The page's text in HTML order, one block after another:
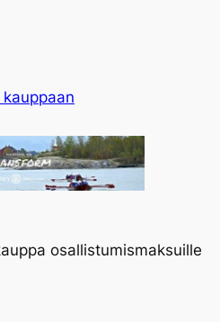
kauppaan
osallistumismaksuille